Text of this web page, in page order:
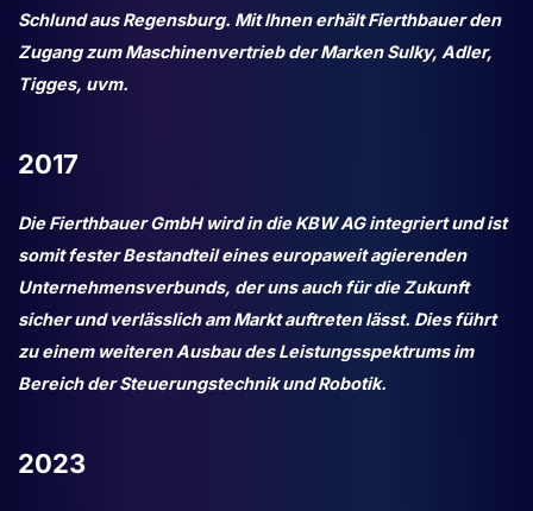
Schlund aus Regensburg. Mit Ihnen erhält Fierthbauer den
Zugang zum Maschinenvertrieb der Marken Sulky, Adler,
Tigges, uvm.
2017
Die Fierthbauer GmbH wird in die KBW AG integriert und ist
somit fester Bestandteil eines europaweit agierenden
Unternehmensverbunds, der uns auch für die Zukunft
sicher und verlässlich am Markt auftreten lässt. Dies führt
zu einem weiteren Ausbau des Leistungsspektrums im
Bereich der Steuerungstechnik und Robotik.
2023